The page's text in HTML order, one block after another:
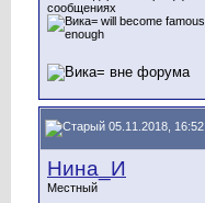
сообщениях
05.11.2018, 16:52
Нина_И
Местный